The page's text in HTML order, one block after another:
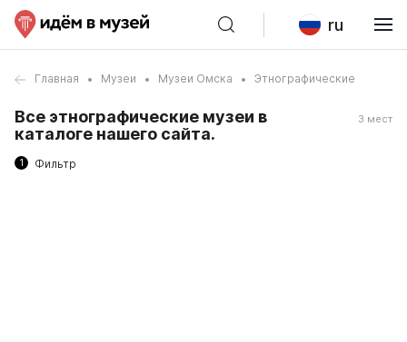
ru
Главная Музеи Музеи Омска Этнографические
Все этнографические музеи в
каталоге нашего сайта.
3 мест
1 Фильтр